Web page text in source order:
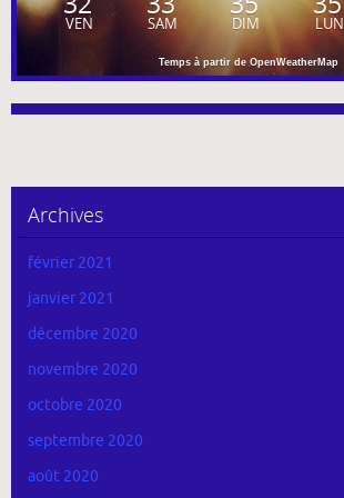
VEN SAM DIM LUN
Temps à partir de OpenWeatherMap
Archives
février 2021
janvier 2021
décembre 2020
novembre 2020
octobre 2020
septembre 2020
août 2020